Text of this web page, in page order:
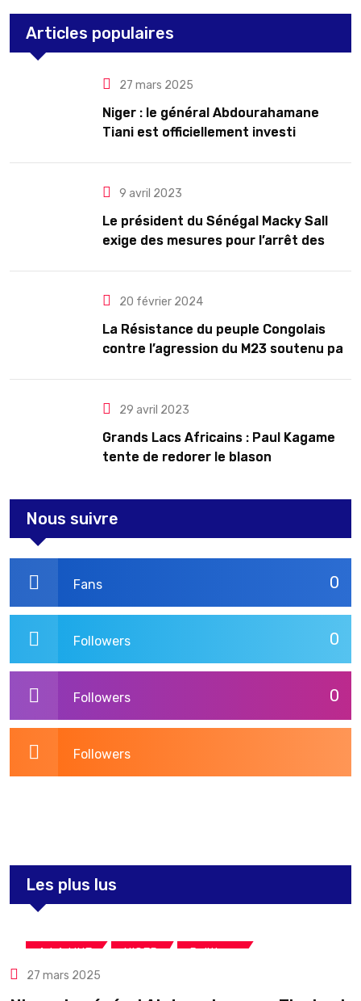
Articles populaires
27 mars 2025
Niger : le général Abdourahamane
Tiani est officiellement investi
9 avril 2023
Le président du Sénégal Macky Sall
exige des mesures pour l’arrêt des
20 février 2024
La Résistance du peuple Congolais
contre l’agression du M23 soutenu par
29 avril 2023
Grands Lacs Africains : Paul Kagame
tente de redorer le blason
Nous suivre
0
Fans
0
Followers
0
Followers
Followers
Les plus lus
A LA UNE NIGER Politique
27 mars 2025